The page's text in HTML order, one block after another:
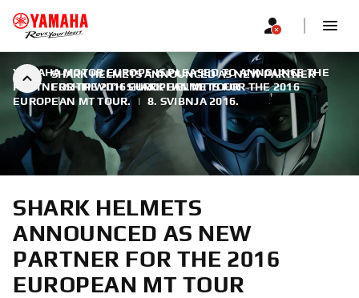
SHARK HELMETS ANNOUNCED AS NEW PARTNER
FOR THE 2016 EUROPEAN MT TOUR
YAMAHA MOTOR EUROPE IS PLEASED TO ANNOUNCE THE
PARTNERSHIP WITH SHARK HELMETS FOR THE 2016
EUROPEAN MT TOUR. | 8. SVIBNJA 2016.
SHARK HELMETS
ANNOUNCED AS NEW
PARTNER FOR THE 2016
EUROPEAN MT TOUR